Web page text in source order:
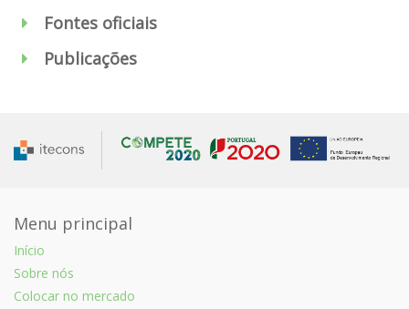
Fontes oficiais
Publicações
Menu principal
Início
Sobre nós
Colocar no mercado